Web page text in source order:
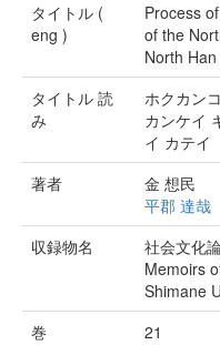
タイトル (
eng )
Process
of the
North
タイトル 読
み
ホクカン
カンケイ
イ カテイ
著者
金 想民
平郡 達哉
収録物名
社会文化
Memoirs
Shimane
巻
21